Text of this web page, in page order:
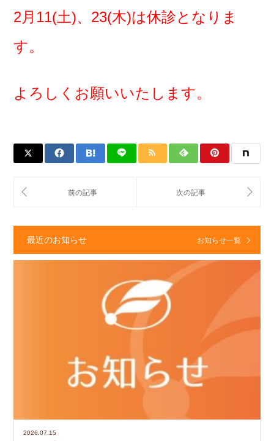
2月11(土)、23(木)は休診となりま
す。
よろしくお願いいたします。
最近のお知らせ お知らせ一覧
2026.07.15